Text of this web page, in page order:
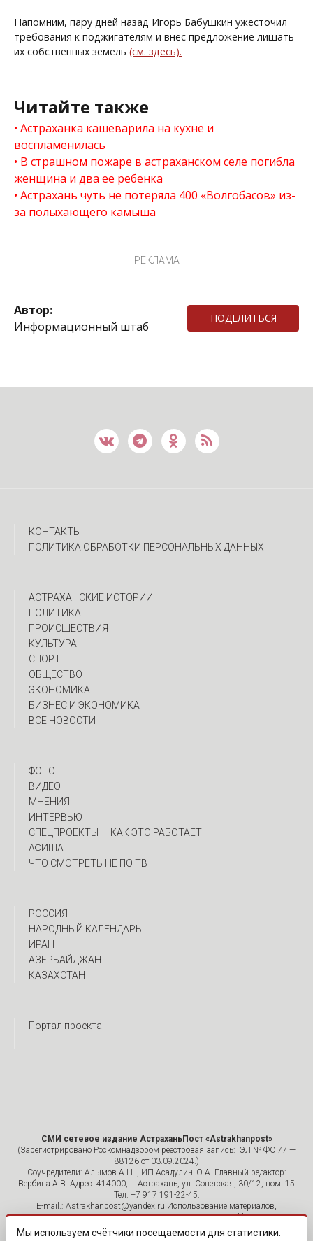
Напомним, пару дней назад Игорь Бабушкин ужесточил
требования к поджигателям и внёс предложение лишать
их собственных земель (см. здесь).
Читайте также
Астраханка кашеварила на кухне и
воспламенилась
В страшном пожаре в астраханском селе погибла
женщина и два ее ребенка
Астрахань чуть не потеряла 400 «Волгобасов» из-
за полыхающего камыша
РЕКЛАМА
Автор:
Информационный штаб
ПОДЕЛИТЬСЯ
КОНТАКТЫ
ПОЛИТИКА ОБРАБОТКИ ПЕРСОНАЛЬНЫХ ДАННЫХ
АСТРАХАНСКИЕ ИСТОРИИ
ПОЛИТИКА
ПРОИСШЕСТВИЯ
КУЛЬТУРА
СПОРТ
ОБЩЕСТВО
ЭКОНОМИКА
БИЗНЕС И ЭКОНОМИКА
ВСЕ НОВОСТИ
ФОТО
ВИДЕО
МНЕНИЯ
ИНТЕРВЬЮ
CПЕЦПРОЕКТЫ — КАК ЭТО РАБОТАЕТ
АФИША
ЧТО СМОТРЕТЬ НЕ ПО ТВ
РОССИЯ
НАРОДНЫЙ КАЛЕНДАРЬ
ИРАН
АЗЕРБАЙДЖАН
КАЗАХСТАН
Портал проекта
СМИ сетевое издание АстраханьПост «Astrakhanpost»
(Зарегистрировано Роскомнадзором реестровая запись: ЭЛ № ФС 77 —
88126 от 03.09.2024.)
Соучредители: Алымов А.Н. , ИП Асадулин Ю.А. Главный редактор:
Вербина А.В. Адрес: 414000, г. Астрахань, ул. Советская, 30/12, пом. 15
Тел. +7 917 191-22-45.
E-mail.: Astrakhanpost@yandex.ru Использование материалов,
размещенных на страницах сетевого издания «Astrakhanpost»,
допускается исключительно с указанием источника и публикацией
Мы используем счётчики посещаемости для статистики.